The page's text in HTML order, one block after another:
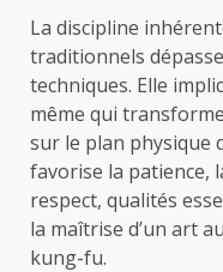
La discipline
traditionnels
techniques. Elle
même qui
sur le plan physique
favorise la patience,
respect, qualités
la maîtrise d’un art
kung-fu.